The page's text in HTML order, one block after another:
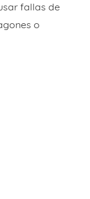
fallas de
o